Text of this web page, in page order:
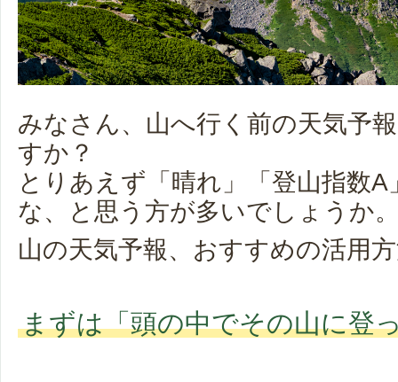
みなさん、山へ行く前の天気予
すか？
とりあえず「晴れ」「登山指数
な、と思う方が多いでしょうか
山の天気予報、おすすめの活用
まずは「頭の中でその山に登